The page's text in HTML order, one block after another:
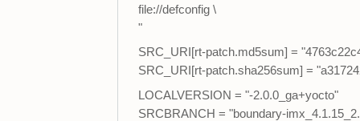
file://defconfig \
"
SRC_URI[rt-patch.md5sum] =
SRC_URI[rt-patch.sha256sum] =
LOCALVERSION = "-2.0.0_ga+yocto"
SRCBRANCH = "boundary-